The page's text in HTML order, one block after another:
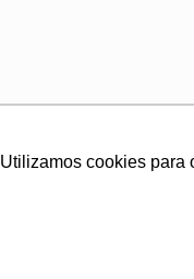
Utilizamos cookies para